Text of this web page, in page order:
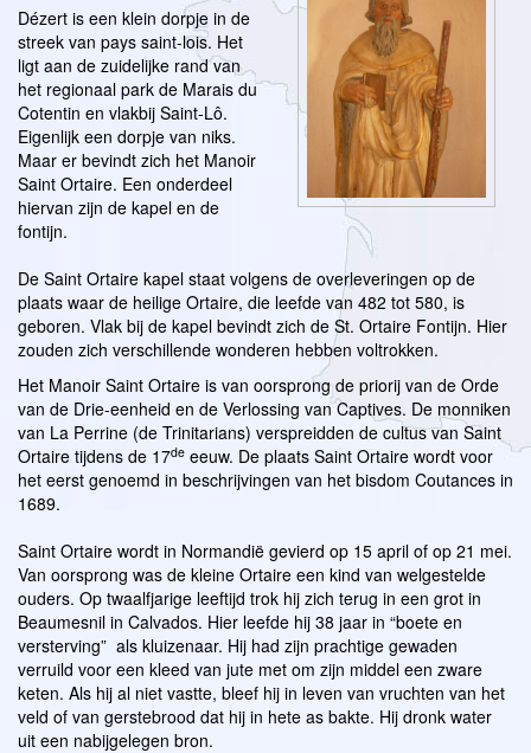
Dézert is een klein dorpje in de
streek van pays saint-lois. Het
ligt aan de zuidelijke rand van
het regionaal park de Marais du
Cotentin en vlakbij Saint-Lô.
Eigenlijk een dorpje van niks.
Maar er bevindt zich het Manoir
Saint Ortaire. Een onderdeel
hiervan zijn de kapel en de
fontijn.
De Saint Ortaire kapel staat volgens de overleveringen op de
plaats waar de heilige Ortaire, die leefde van 482 tot 580, is
geboren. Vlak bij de kapel bevindt zich de St. Ortaire Fontijn. Hier
zouden zich verschillende wonderen hebben voltrokken.
Het Manoir Saint Ortaire is van oorsprong de priorij van de Orde
van de Drie-eenheid en de Verlossing van Captives. De monniken
van La Perrine (de Trinitarians) verspreidden de cultus van Saint
Ortaire tijdens de 17de eeuw. De plaats Saint Ortaire wordt voor
het eerst genoemd in beschrijvingen van het bisdom Coutances in
1689.
Saint Ortaire wordt in Normandië gevierd op 15 april of op 21 mei.
Van oorsprong was de kleine Ortaire een kind van welgestelde
ouders. Op twaalfjarige leeftijd trok hij zich terug in een grot in
Beaumesnil in Calvados. Hier leefde hij 38 jaar in “boete en
versterving” als kluizenaar. Hij had zijn prachtige gewaden
verruild voor een kleed van jute met om zijn middel een zware
keten. Als hij al niet vastte, bleef hij in leven van vruchten van het
veld of van gerstebrood dat hij in hete as bakte. Hij dronk water
uit een nabijgelegen bron.